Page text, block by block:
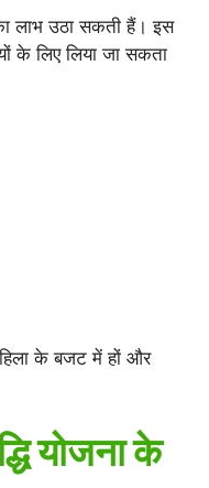
लाभ उठा सकती हैं। इस
के लिए लिया जा सकता
के बजट में हों और
योजना के